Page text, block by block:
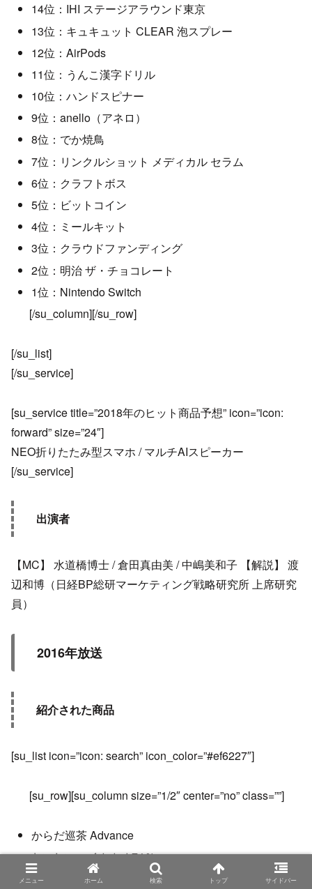
14位：IHI ステージアラウンド東京
13位：キュキュット CLEAR 泡スプレー
12位：AirPods
11位：うんこ漢字ドリル
10位：ハンドスピナー
9位：anello（アネロ）
8位：でか焼鳥
7位：リンクルショット メディカル セラム
6位：クラフトボス
5位：ビットコイン
4位：ミールキット
3位：クラウドファンディング
2位：明治 ザ・チョコレート
1位：Nintendo Switch
[/su_column][/su_row]
[/su_list]
[/su_service]
[su_service title=”2018年のヒット商品予想” icon=”icon:
forward” size=”24″]
NEO折りたたみ型スマホ / マルチAIスピーカー
[/su_service]
出演者
【MC】 水道橋博士 / 倉田真由美 / 中嶋美和子 【解説】 渡
辺和博（日経BP総研マーケティング戦略研究所 上席研究
員）
2016年放送
紹介された商品
[su_list icon=”icon: search” icon_color=”#ef6227″]
[su_row][su_column size=”1/2″ center=”no” class=””]
からだ巡茶 Advance
おいしいハイカカオ74％
cleadew ファーストケア
メニュー ホーム 検索 トップ サイドバー